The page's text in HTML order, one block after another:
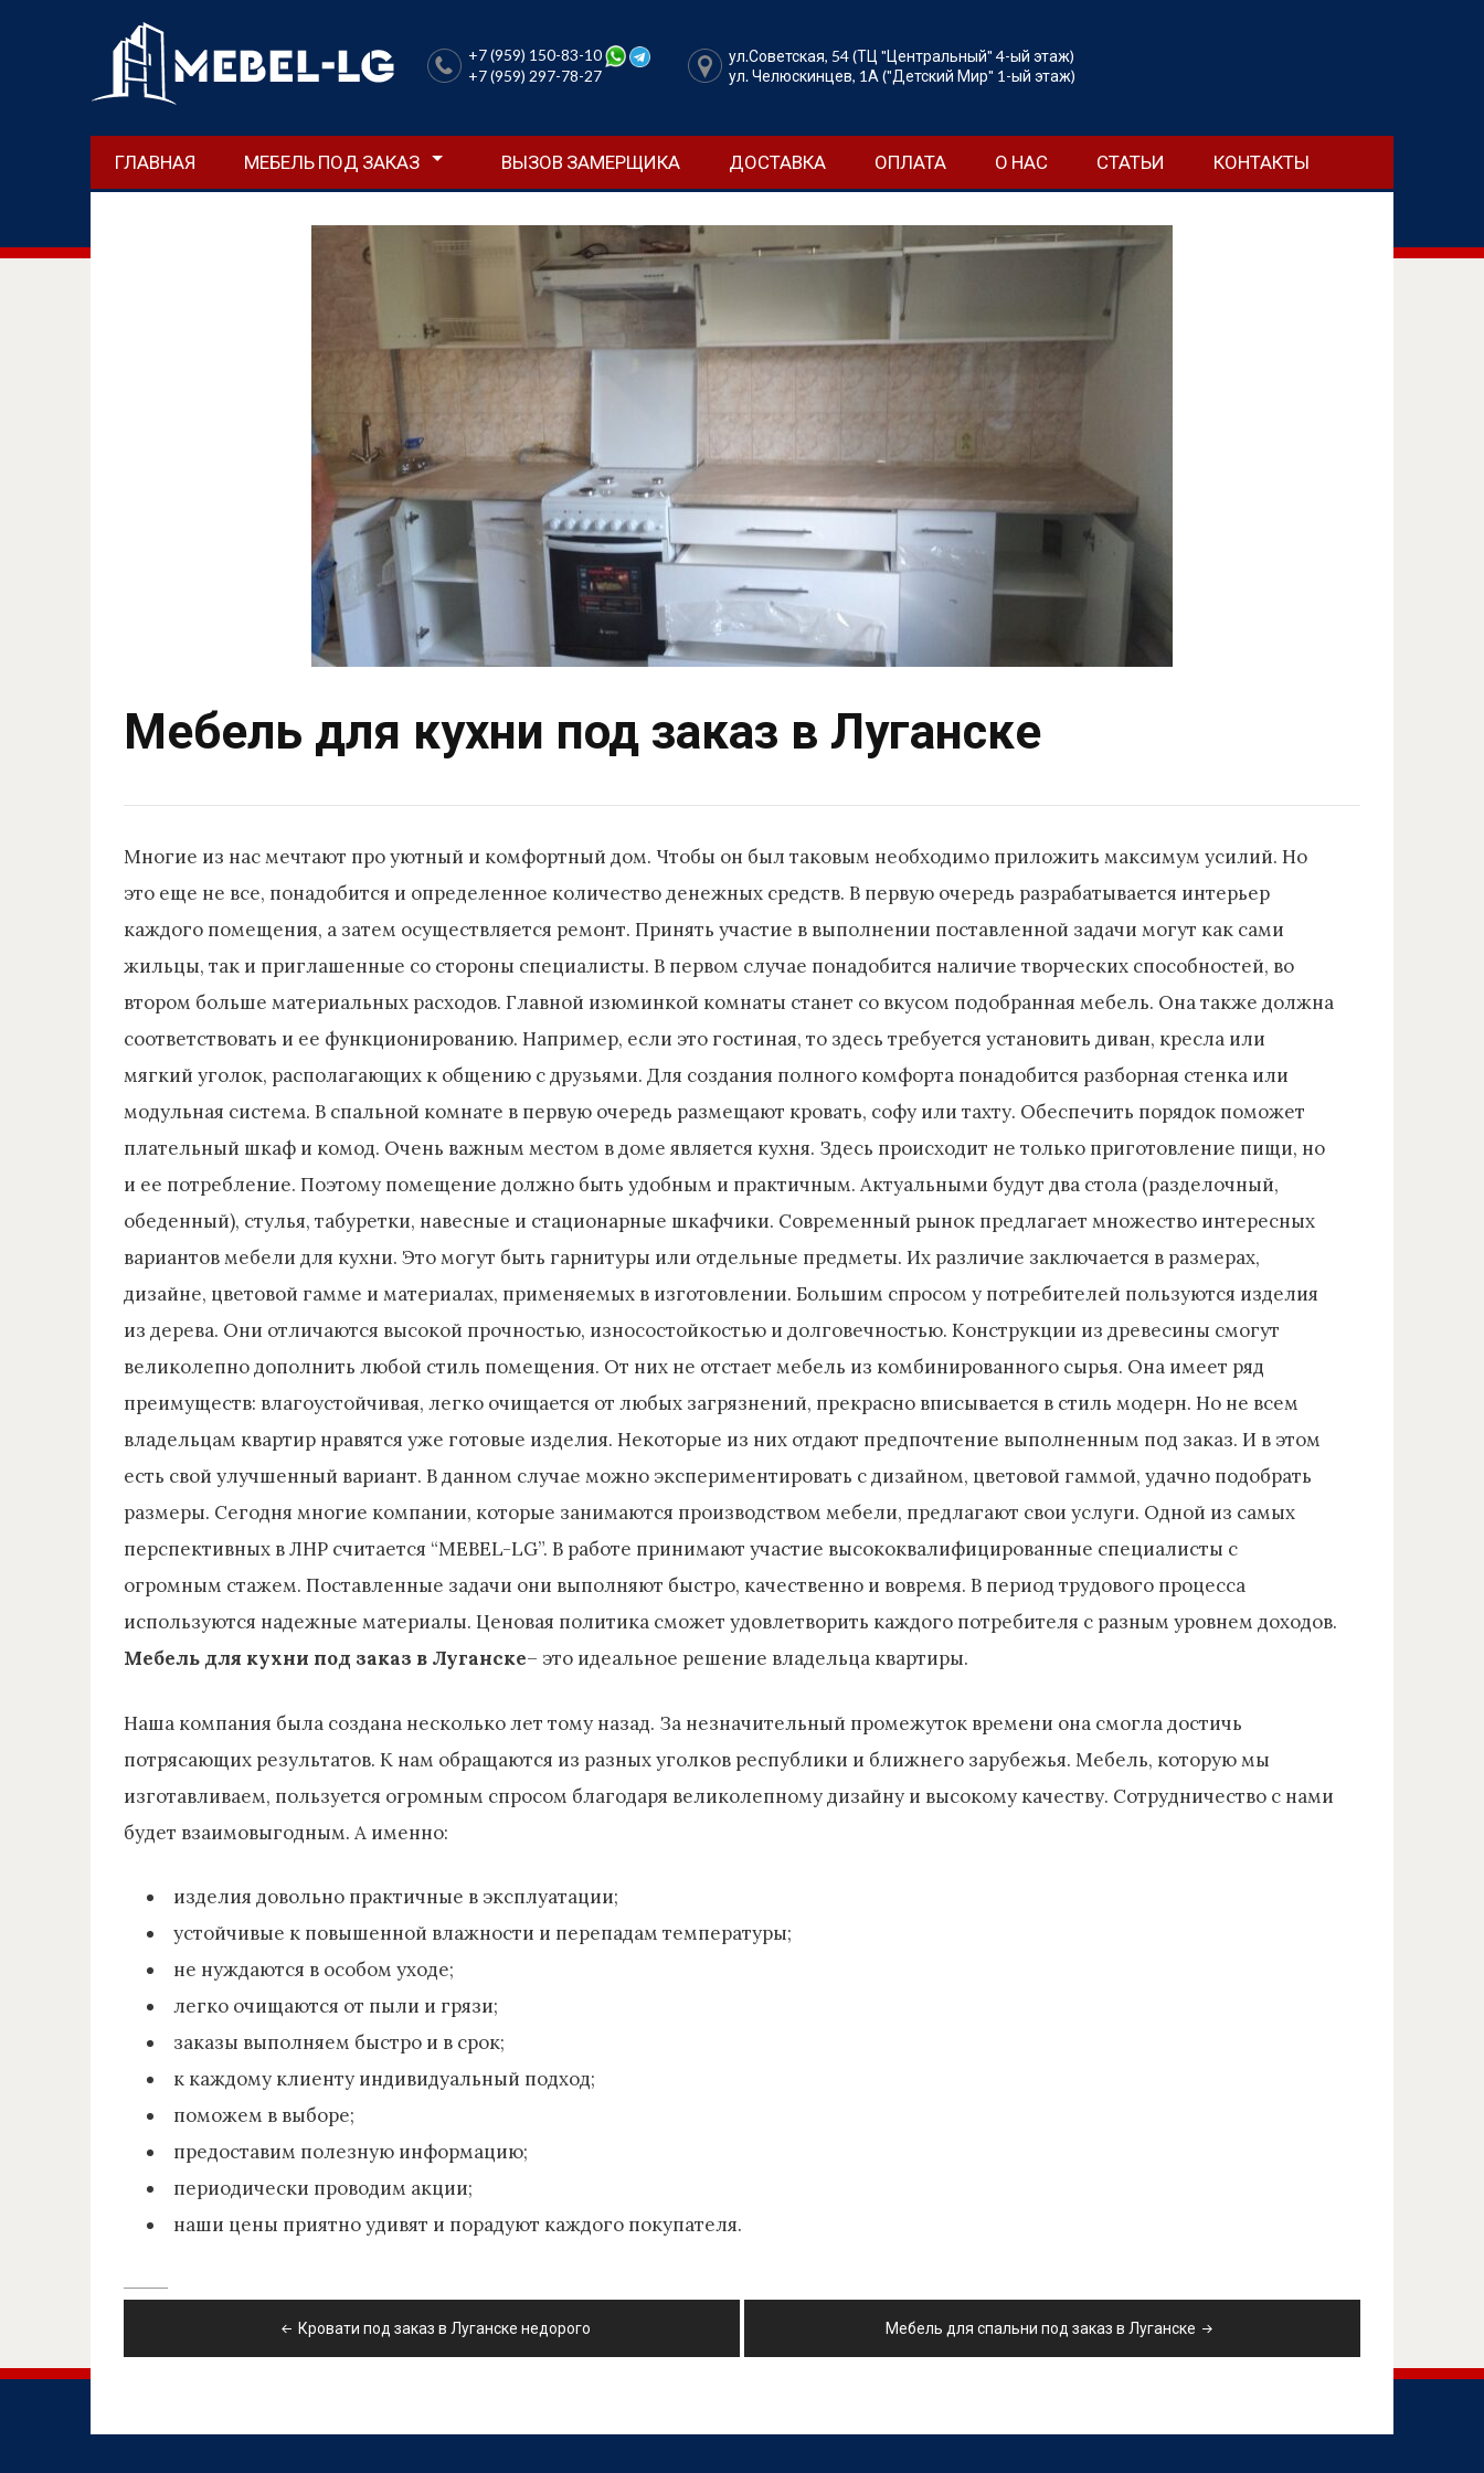
+7 (959) 150-83-10
+7 (959) 297-78-27
ул.Советская, 54 (ТЦ "Центральный" 4-ый этаж)
ул. Челюскинцев, 1А ("Детский Мир" 1-ый этаж)
ГЛАВНАЯ МЕБЕЛЬ ПОД ЗАКАЗ ВЫЗОВ ЗАМЕРЩИКА ДОСТАВКА ОПЛАТА О НАС СТАТЬИ КОНТАКТЫ
Мебель для кухни под заказ в Луганске
Многие из нас мечтают про уютный и комфортный дом. Чтобы он был таковым необходимо приложить максимум усилий. Но
это еще не все, понадобится и определенное количество денежных средств. В первую очередь разрабатывается интерьер
каждого помещения, а затем осуществляется ремонт. Принять участие в выполнении поставленной задачи могут как сами
жильцы, так и приглашенные со стороны специалисты. В первом случае понадобится наличие творческих способностей, во
втором больше материальных расходов. Главной изюминкой комнаты станет со вкусом подобранная мебель. Она также должна
соответствовать и ее функционированию. Например, если это гостиная, то здесь требуется установить диван, кресла или
мягкий уголок, располагающих к общению с друзьями. Для создания полного комфорта понадобится разборная стенка или
модульная система. В спальной комнате в первую очередь размещают кровать, софу или тахту. Обеспечить порядок поможет
плательный шкаф и комод. Очень важным местом в доме является кухня. Здесь происходит не только приготовление пищи, но
и ее потребление. Поэтому помещение должно быть удобным и практичным. Актуальными будут два стола (разделочный,
обеденный), стулья, табуретки, навесные и стационарные шкафчики. Современный рынок предлагает множество интересных
вариантов мебели для кухни. Это могут быть гарнитуры или отдельные предметы. Их различие заключается в размерах,
дизайне, цветовой гамме и материалах, применяемых в изготовлении. Большим спросом у потребителей пользуются изделия
из дерева. Они отличаются высокой прочностью, износостойкостью и долговечностью. Конструкции из древесины смогут
великолепно дополнить любой стиль помещения. От них не отстает мебель из комбинированного сырья. Она имеет ряд
преимуществ: влагоустойчивая, легко очищается от любых загрязнений, прекрасно вписывается в стиль модерн. Но не всем
владельцам квартир нравятся уже готовые изделия. Некоторые из них отдают предпочтение выполненным под заказ. И в этом
есть свой улучшенный вариант. В данном случае можно экспериментировать с дизайном, цветовой гаммой, удачно подобрать
размеры. Сегодня многие компании, которые занимаются производством мебели, предлагают свои услуги. Одной из самых
перспективных в ЛНР считается “MEBEL-LG”. В работе принимают участие высококвалифицированные специалисты с
огромным стажем. Поставленные задачи они выполняют быстро, качественно и вовремя. В период трудового процесса
используются надежные материалы. Ценовая политика сможет удовлетворить каждого потребителя с разным уровнем доходов.
Мебель для кухни под заказ в Луганске– это идеальное решение владельца квартиры.
Наша компания была создана несколько лет тому назад. За незначительный промежуток времени она смогла достичь
потрясающих результатов. К нам обращаются из разных уголков республики и ближнего зарубежья. Мебель, которую мы
изготавливаем, пользуется огромным спросом благодаря великолепному дизайну и высокому качеству. Сотрудничество с нами
будет взаимовыгодным. А именно:
изделия довольно практичные в эксплуатации;
устойчивые к повышенной влажности и перепадам температуры;
не нуждаются в особом уходе;
легко очищаются от пыли и грязи;
заказы выполняем быстро и в срок;
к каждому клиенту индивидуальный подход;
поможем в выборе;
предоставим полезную информацию;
периодически проводим акции;
наши цены приятно удивят и порадуют каждого покупателя.
Кровати под заказ в Луганске недорого Мебель для спальни под заказ в Луганске